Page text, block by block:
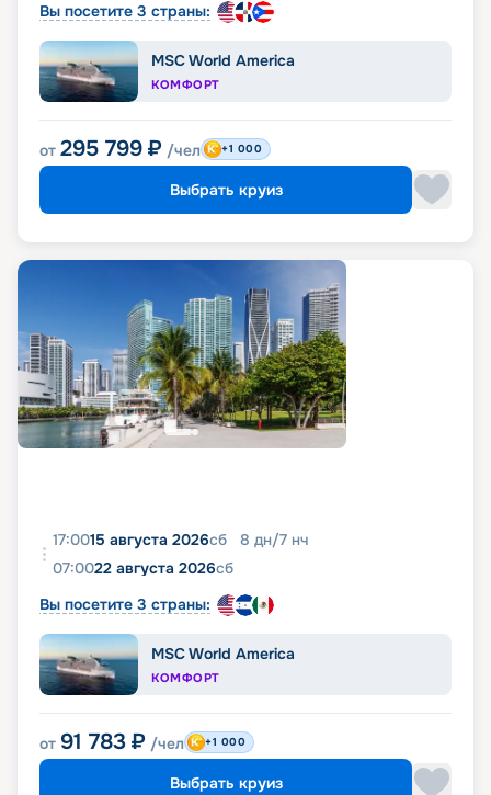
Вы посетите 3 страны:
MSC World America
КОМФОРТ
от 295 799 ₽ /чел +1 000
Выбрать круиз
17:0015 августа 2026сб 8 дн/7 нч
07:0022 августа 2026сб
Вы посетите 3 страны:
MSC World America
КОМФОРТ
от 91 783 ₽ /чел +1 000
Выбрать круиз